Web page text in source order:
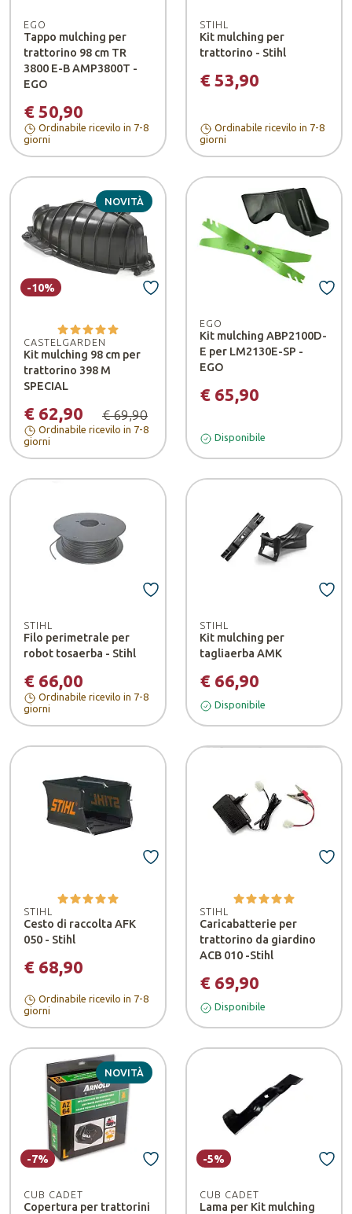
EGO
Tappo mulching per
trattorino 98 cm TR
3800 E-B AMP3800T -
EGO
€ 50,90
Ordinabile ricevilo in 7-8
giorni
STIHL
Kit mulching per
trattorino - Stihl
€ 53,90
Ordinabile ricevilo in 7-8
giorni
NOVITÀ
CASTELGARDEN
Kit mulching 98 cm per
trattorino 398 M
SPECIAL
€ 62,90 € 69,90
-10%
Ordinabile ricevilo in 7-8
giorni
EGO
Kit mulching ABP2100D-
E per LM2130E-SP -
EGO
€ 65,90
Disponibile
STIHL
Filo perimetrale per
robot tosaerba - Stihl
€ 66,00
Ordinabile ricevilo in 7-8
giorni
STIHL
Kit mulching per
tagliaerba AMK
€ 66,90
Disponibile
STIHL
Cesto di raccolta AFK
050 - Stihl
€ 68,90
Ordinabile ricevilo in 7-8
giorni
STIHL
Caricabatterie per
trattorino da giardino
ACB 010 -Stihl
€ 69,90
Disponibile
NOVITÀ
CUB CADET
Copertura per trattorini
-7%
CUB CADET
Lama per Kit mulching
-5%